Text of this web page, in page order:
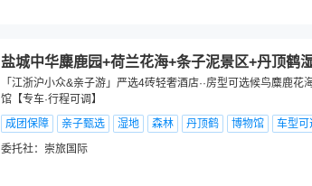
盐城中华麋鹿园+荷兰花海+条子泥景区+丹顶鹤
「江浙沪小众&亲子游」严选4砖轻奢酒店··房型可选候鸟麋鹿
馆【专车·行程可调】
成团保障
亲子甄选 湿地 森林 丹顶鹤 博物馆 车型可
委托社： 崇旅国际